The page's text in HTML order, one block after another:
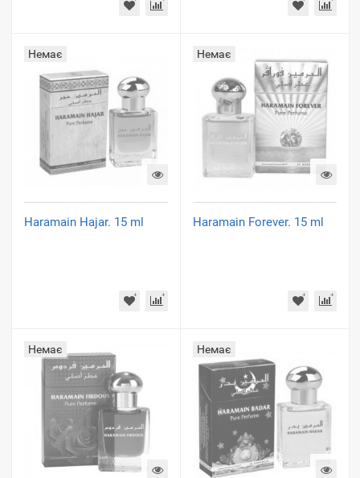
Немає
Haramain Hajar. 15 ml
Немає
Haramain Forever. 15 ml
Немає Немає